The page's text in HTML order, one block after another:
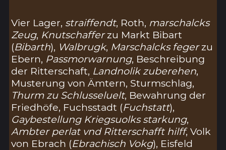
Vier Lager, straiffendt, Roth, marschalcks
Zeug, Knutschafferzu Markt Bibart
(Bibarth), Walbrugk, Marschalcks fegerzu
Ebern, Passmorwarnung, Beschreibung
der Ritterschaft, Landnolik zuberehen,
Musterung von Ämtern, Sturmschlag,
Thurm zu Schlusseluelt, Bewahrung der
Friedhöfe, Fuchsstadt (Fuchstatt),
Gaybestellung Kriegsuolks starkung,
Ambter perlat vnd Ritterschafft hilff, Volk
von Ebrach (Ebrachisch Vokg), Eisfeld